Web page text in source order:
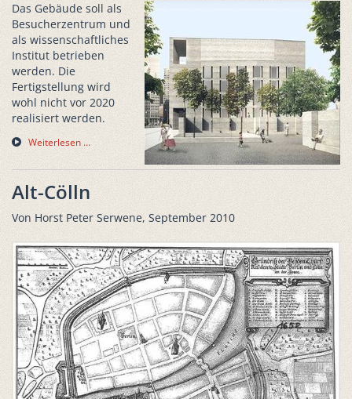
Das Gebäude soll als
Besucherzentrum und
als wissenschaftliches
Institut betrieben
werden. Die
Fertigstellung wird
wohl nicht vor 2020
realisiert werden.
Weiterlesen …
Alt-Cölln
Von Horst Peter Serwene, September 2010